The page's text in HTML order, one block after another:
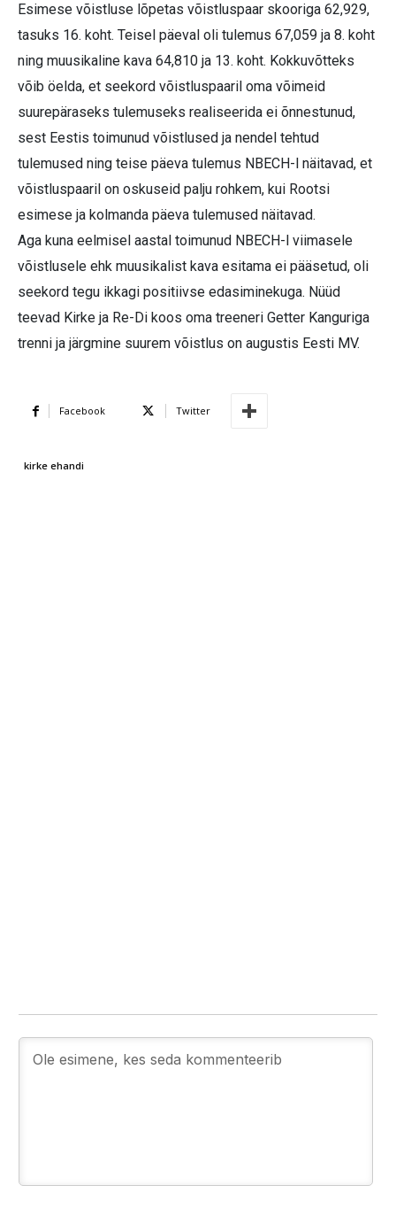
Esimese võistluse lõpetas võistluspaar skooriga 62,929,
tasuks 16. koht. Teisel päeval oli tulemus 67,059 ja 8. koht
ning muusikaline kava 64,810 ja 13. koht. Kokkuvõtteks
võib öelda, et seekord võistluspaaril oma võimeid
suurepäraseks tulemuseks realiseerida ei õnnestunud,
sest Eestis toimunud võistlused ja nendel tehtud
tulemused ning teise päeva tulemus NBECH-l näitavad, et
võistluspaaril on oskuseid palju rohkem, kui Rootsi
esimese ja kolmanda päeva tulemused näitavad.
Aga kuna eelmisel aastal toimunud NBECH-l viimasele
võistlusele ehk muusikalist kava esitama ei pääsetud, oli
seekord tegu ikkagi positiivse edasiminekuga. Nüüd
teevad Kirke ja Re-Di koos oma treeneri Getter Kanguriga
trenni ja järgmine suurem võistlus on augustis Eesti MV.
Facebook Twitter
kirke ehandi